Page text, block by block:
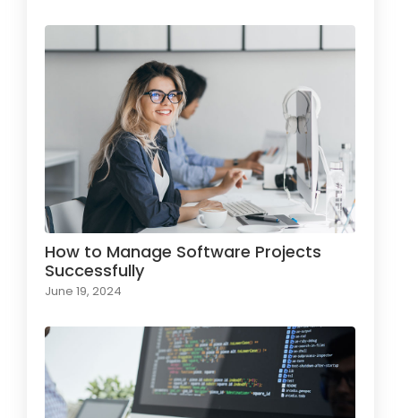
How to Manage Software Projects
Successfully
June 19, 2024